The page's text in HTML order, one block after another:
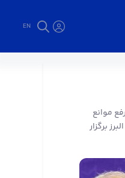
EN
موانع
برگزار